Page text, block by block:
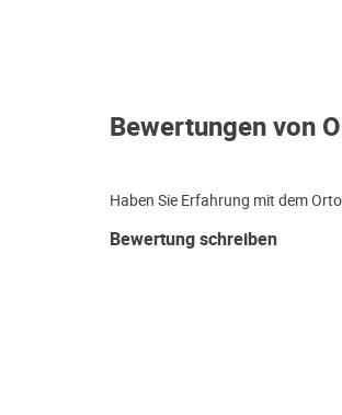
Bewertungen von
Haben Sie Erfahrung mit dem
Bewertung schreiben